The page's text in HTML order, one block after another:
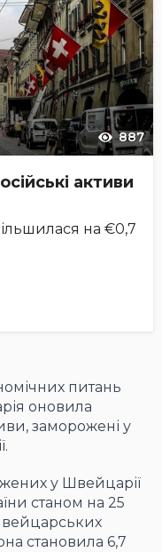
887
активи
на €0,7
питань
оновила
заморожені у
у Швейцарії
станом на 25
становила 6,7